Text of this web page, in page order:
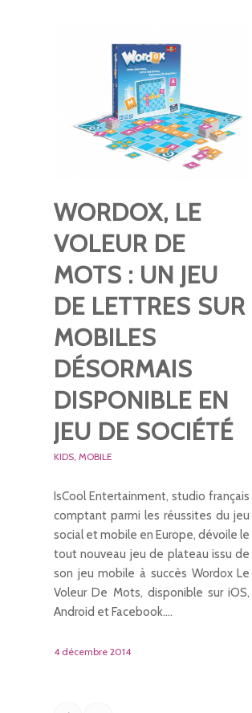
WORDOX, LE
VOLEUR DE
MOTS : UN JEU
DE LETTRES SUR
MOBILES
DÉSORMAIS
DISPONIBLE EN
JEU DE SOCIÉTÉ
KIDS MOBILE
IsCool Entertainment, studio français
comptant parmi les réussites du jeu
social et mobile en Europe, dévoile le
tout nouveau jeu de plateau issu de
son jeu mobile à succès Wordox Le
Voleur De Mots, disponible sur iOS,
Android et Facebook.…
4 décembre 2014